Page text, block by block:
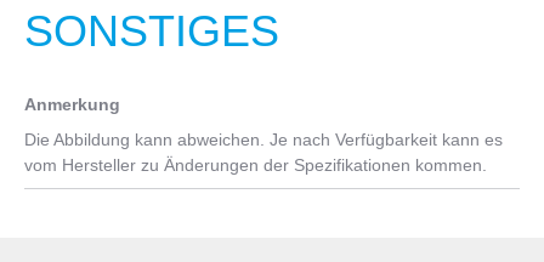
Kette
Innenlager
Cartridge, Square Taper
Sattelstütze
Alloy, 31.6 x 350mm
SONSTIGES
Anmerkung
Die Abbildung kann abweichen. Je nach Verfügbarkeit kann es
vom Hersteller zu Änderungen der Spezifikationen kommen.